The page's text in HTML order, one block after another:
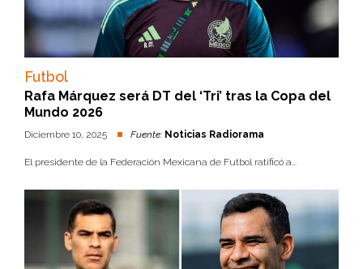
Futbol
Rafa Márquez será DT del ‘Tri’ tras la Copa del
Mundo 2026
Diciembre 10, 2025 Fuente: Noticias Radiorama
El presidente de la Federación Mexicana de Futbol ratificó a...